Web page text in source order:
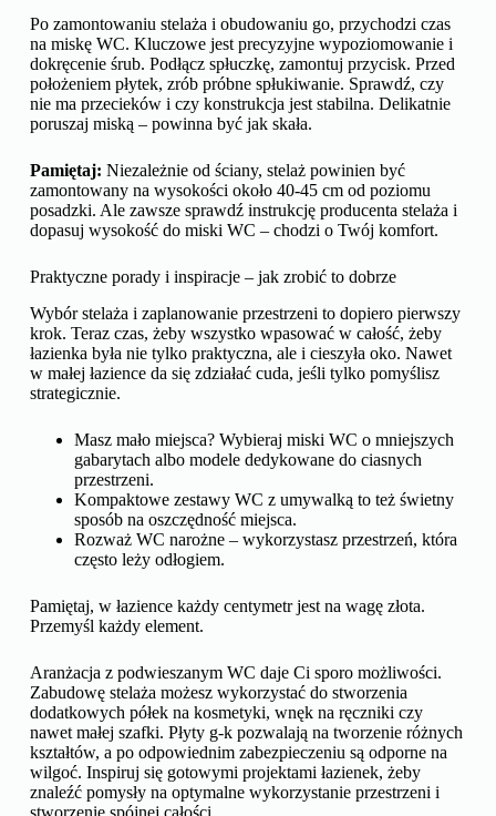
Po zamontowaniu stelaża i obudowaniu go, przychodzi czas
na miskę WC. Kluczowe jest precyzyjne wypoziomowanie i
dokręcenie śrub. Podłącz spłuczkę, zamontuj przycisk. Przed
położeniem płytek, zrób próbne spłukiwanie. Sprawdź, czy
nie ma przecieków i czy konstrukcja jest stabilna. Delikatnie
poruszaj miską – powinna być jak skała.
Pamiętaj: Niezależnie od ściany, stelaż powinien być
zamontowany na wysokości około 40-45 cm od poziomu
posadzki. Ale zawsze sprawdź instrukcję producenta stelaża i
dopasuj wysokość do miski WC – chodzi o Twój komfort.
Praktyczne porady i inspiracje – jak zrobić to dobrze
Wybór stelaża i zaplanowanie przestrzeni to dopiero pierwszy
krok. Teraz czas, żeby wszystko wpasować w całość, żeby
łazienka była nie tylko praktyczna, ale i cieszyła oko. Nawet
w małej łazience da się zdziałać cuda, jeśli tylko pomyślisz
strategicznie.
Masz mało miejsca? Wybieraj miski WC o mniejszych
gabarytach albo modele dedykowane do ciasnych
przestrzeni.
Kompaktowe zestawy WC z umywalką to też świetny
sposób na oszczędność miejsca.
Rozważ WC narożne – wykorzystasz przestrzeń, która
często leży odłogiem.
Pamiętaj, w łazience każdy centymetr jest na wagę złota.
Przemyśl każdy element.
Aranżacja z podwieszanym WC daje Ci sporo możliwości.
Zabudowę stelaża możesz wykorzystać do stworzenia
dodatkowych półek na kosmetyki, wnęk na ręczniki czy
nawet małej szafki. Płyty g-k pozwalają na tworzenie różnych
kształtów, a po odpowiednim zabezpieczeniu są odporne na
wilgoć. Inspiruj się gotowymi projektami łazienek, żeby
znaleźć pomysły na optymalne wykorzystanie przestrzeni i
stworzenie spójnej całości.